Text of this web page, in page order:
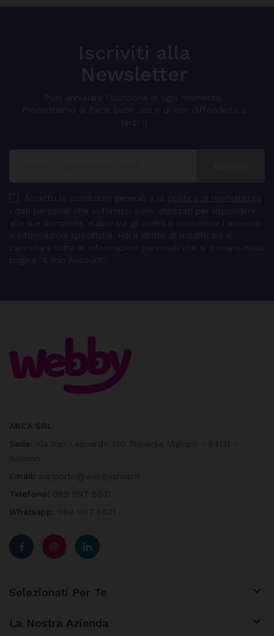
Iscriviti alla
Newsletter
Puoi annullare l'iscrizione in ogni momento.
Promettiamo di farne buon uso e di non diffonderla a
terzi :)
Accetto le condizioni generali e la politica di riservatezza
I dati personali che ci fornisci sono utilizzati per rispondere
alle tue domande, elaborare gli ordini o consentire l'accesso
a informazioni specifiche. Hai il diritto di modificare e
cancellare tutte le informazioni personali che si trovano nella
pagina "Il mio Account".
Sede:
Email:
Telefono: 089 097 8631
Whatsapp: 089 097 8631
Selezionati Per Te 
La Nostra Azienda 